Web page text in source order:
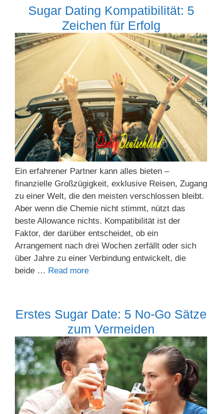
Sugar Dating Kompatibilität: 5
Zeichen für Erfolg
Ein erfahrener Partner kann alles bieten –
finanzielle Großzügigkeit, exklusive Reisen, Zugang
zu einer Welt, die den meisten verschlossen bleibt.
Aber wenn die Chemie nicht stimmt, nützt das
beste Allowance nichts. Kompatibilität ist der
Faktor, der darüber entscheidet, ob ein
Arrangement nach drei Wochen zerfällt oder sich
über Jahre zu einer Verbindung entwickelt, die
beide … Read more
Erstes Sugar Date: 5 No-Go Sätze
zum Vermeiden